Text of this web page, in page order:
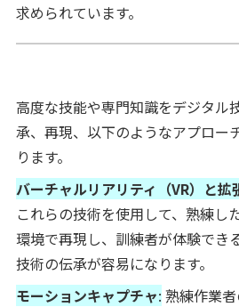
求められています。
高度な技能や専門知識をデジタル
承、再現、以下のようなアプロー
ります。
バーチャルリアリティ（VR）と拡
これらの技術を使用して、熟練し
環境で再現し、訓練者が体験でき
技術の伝承が容易になります。
モーションキャプチャ: 熟練作業